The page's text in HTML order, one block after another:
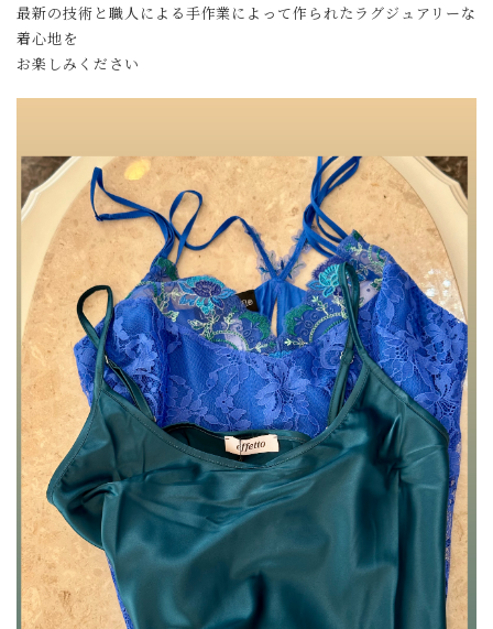
最新の技術と職人による手作業によって作られたラグジュアリーな
着心地を
お楽しみください